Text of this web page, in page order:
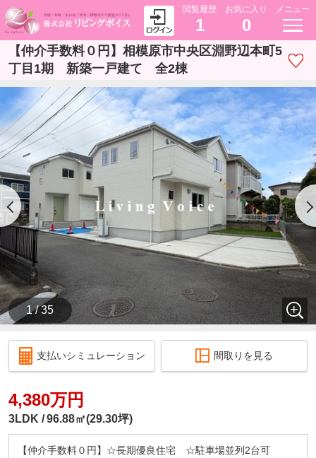
閲覧履歴
1
お気に入り
0
メニュー
【仲介手数料０円】相模原市中央区淵野辺本町5
丁目1期 新築一戸建て 全2棟
1 / 35
支払いシミュレーション 間取りを見る
4,380万円
3LDK 96.88㎡(29.30坪)
【仲介手数料０円】☆長期優良住宅 ☆駐車場並列2台可